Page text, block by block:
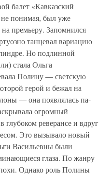
балет «Кавказский
не понимая, был уже
премьеру. Запомнился
танцевал вариацию
Но подлинной
стала Ольга
Полину — светскую
герой и бежал на
— она появлялась па-
огромный
глубоком реверансе и вдруг
Это вызывало новый
Васильевны были
глаза. По жанру
Однако роль Полины